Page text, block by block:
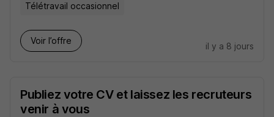
Télétravail occasionnel
Voir l’offre
il y a 8 jours
Publiez votre CV et laissez les recruteurs
venir à vous